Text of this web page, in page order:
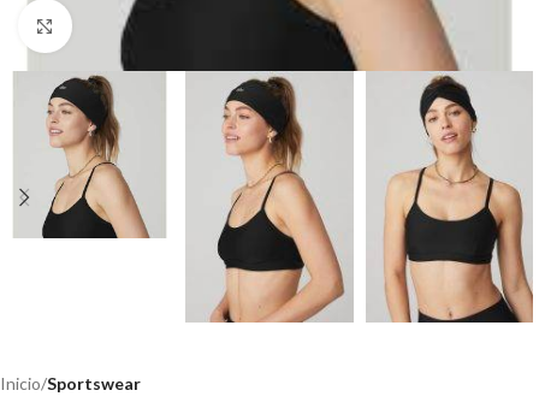
Haga clic para ampliar
Inicio Sportswear